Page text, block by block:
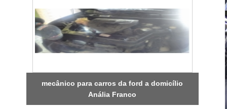
mecânico para carros da ford a domicílio
Anália Franco